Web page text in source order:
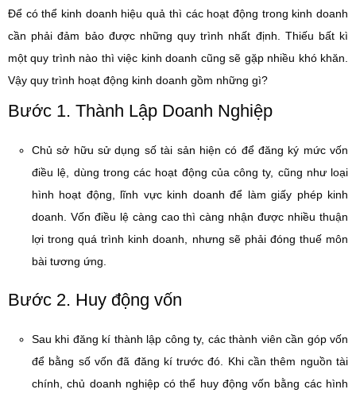
Để có thể kinh doanh hiệu quả thì các hoạt động trong kinh doanh
cần phải đảm bảo được những quy trình nhất định. Thiếu bất kì
một quy trình nào thì việc kinh doanh cũng sẽ gặp nhiều khó khăn.
Vậy quy trình hoạt động kinh doanh gồm những gì?
Bước 1. Thành Lập Doanh Nghiệp
Chủ sở hữu sử dụng số tài sản hiện có để đăng ký mức vốn
điều lệ, dùng trong các hoạt động của công ty, cũng như loại
hình hoạt động, lĩnh vực kinh doanh để làm giấy phép kinh
doanh. Vốn điều lệ càng cao thì càng nhận được nhiều thuận
lợi trong quá trình kinh doanh, nhưng sẽ phải đóng thuế môn
bài tương ứng.
Bước 2. Huy động vốn
Sau khi đăng kí thành lập công ty, các thành viên cần góp vốn
để bằng số vốn đã đăng kí trước đó. Khi cần thêm nguồn tài
chính, chủ doanh nghiệp có thể huy động vốn bằng các hình